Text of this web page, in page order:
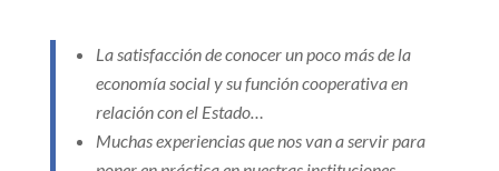
La satisfacción de conocer un poco más de la
economía social y su función cooperativa en
relación con el Estado…
Muchas experiencias que nos van a servir para